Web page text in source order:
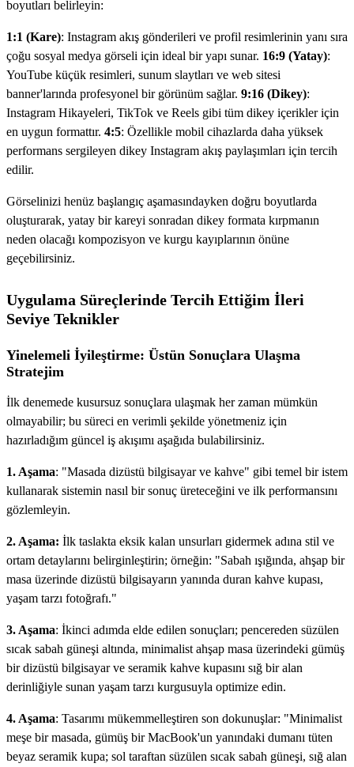
boyutları belirleyin:
1:1 (Kare): Instagram akış gönderileri ve profil resimlerinin yanı sıra
çoğu sosyal medya görseli için ideal bir yapı sunar. 16:9 (Yatay):
YouTube küçük resimleri, sunum slaytları ve web sitesi
banner'larında profesyonel bir görünüm sağlar. 9:16 (Dikey):
Instagram Hikayeleri, TikTok ve Reels gibi tüm dikey içerikler için
en uygun formattır. 4:5: Özellikle mobil cihazlarda daha yüksek
performans sergileyen dikey Instagram akış paylaşımları için tercih
edilir.
Görselinizi henüz başlangıç aşamasındayken doğru boyutlarda
oluşturarak, yatay bir kareyi sonradan dikey formata kırpmanın
neden olacağı kompozisyon ve kurgu kayıplarının önüne
geçebilirsiniz.
Uygulama Süreçlerinde Tercih Ettiğim İleri
Seviye Teknikler
Yinelemeli İyileştirme: Üstün Sonuçlara Ulaşma
Stratejim
İlk denemede kusursuz sonuçlara ulaşmak her zaman mümkün
olmayabilir; bu süreci en verimli şekilde yönetmeniz için
hazırladığım güncel iş akışımı aşağıda bulabilirsiniz.
1. Aşama: "Masada dizüstü bilgisayar ve kahve" gibi temel bir istem
kullanarak sistemin nasıl bir sonuç üreteceğini ve ilk performansını
gözlemleyin.
2. Aşama: İlk taslakta eksik kalan unsurları gidermek adına stil ve
ortam detaylarını belirginleştirin; örneğin: "Sabah ışığında, ahşap bir
masa üzerinde dizüstü bilgisayarın yanında duran kahve kupası,
yaşam tarzı fotoğrafı."
3. Aşama: İkinci adımda elde edilen sonuçları; pencereden süzülen
sıcak sabah güneşi altında, minimalist ahşap masa üzerindeki gümüş
bir dizüstü bilgisayar ve seramik kahve kupasını sığ bir alan
derinliğiyle sunan yaşam tarzı kurgusuyla optimize edin.
4. Aşama: Tasarımı mükemmelleştiren son dokunuşlar: "Minimalist
meşe bir masada, gümüş bir MacBook'un yanındaki dumanı tüten
beyaz seramik kupa; sol taraftan süzülen sıcak sabah güneşi, sığ alan